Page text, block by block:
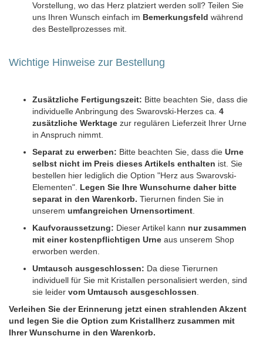
Vorstellung, wo das Herz platziert werden soll? Teilen Sie
uns Ihren Wunsch einfach im Bemerkungsfeld während
des Bestellprozesses mit.
Wichtige Hinweise zur Bestellung
Zusätzliche Fertigungszeit: Bitte beachten Sie, dass die
individuelle Anbringung des Swarovski-Herzes ca. 4
zusätzliche Werktage zur regulären Lieferzeit Ihrer Urne
in Anspruch nimmt.
Separat zu erwerben: Bitte beachten Sie, dass die Urne
selbst nicht im Preis dieses Artikels enthalten ist. Sie
bestellen hier lediglich die Option "Herz aus Swarovski-
Elementen". Legen Sie Ihre Wunschurne daher bitte
separat in den Warenkorb. Tierurnen finden Sie in
unserem umfangreichen Urnensortiment.
Kaufvoraussetzung: Dieser Artikel kann nur zusammen
mit einer kostenpflichtigen Urne aus unserem Shop
erworben werden.
Umtausch ausgeschlossen: Da diese Tierurnen
individuell für Sie mit Kristallen personalisiert werden, sind
sie leider vom Umtausch ausgeschlossen.
Verleihen Sie der Erinnerung jetzt einen strahlenden Akzent
und legen Sie die Option zum Kristallherz zusammen mit
Ihrer Wunschurne in den Warenkorb.